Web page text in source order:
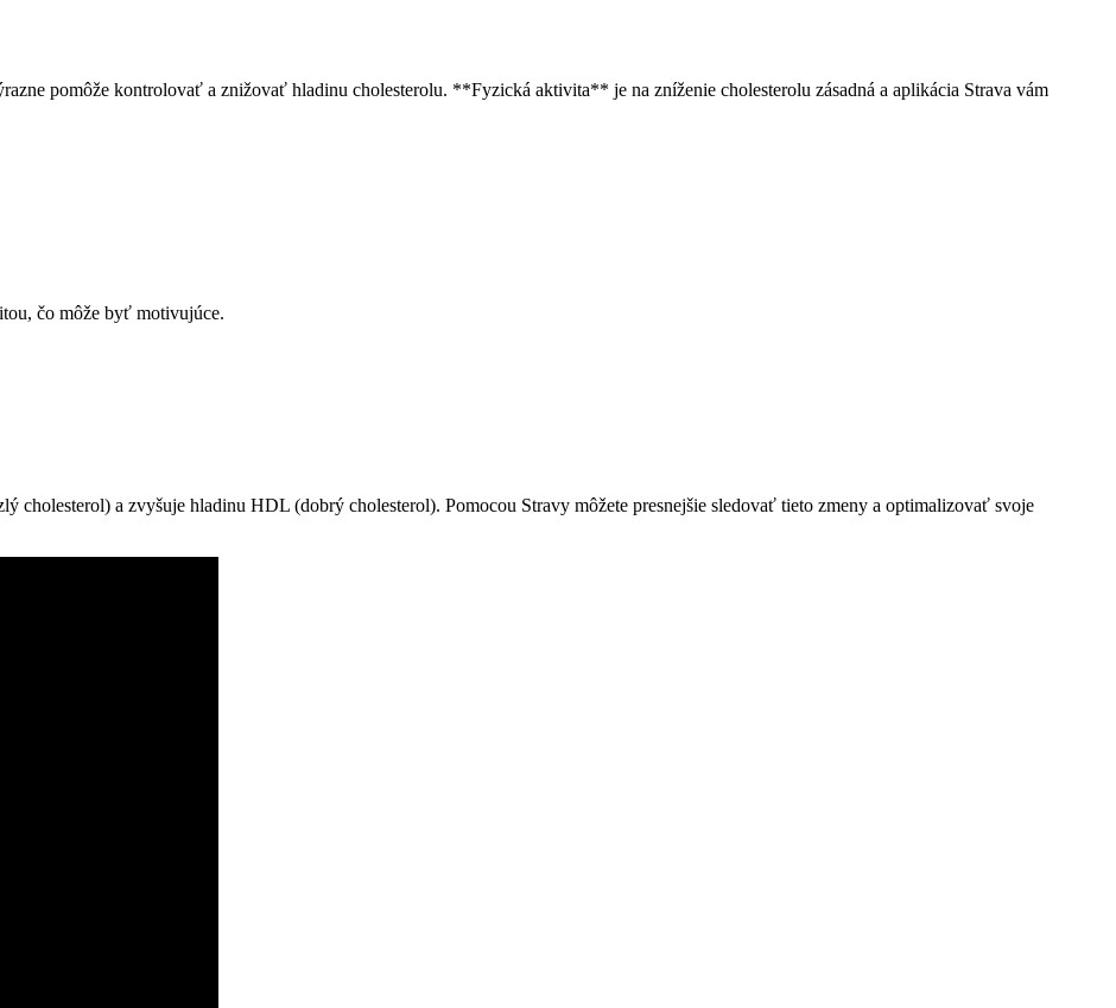
pomôže kontrolovať a znižovať hladinu cholesterolu. **Fyzická aktivita** je na zníženie cholesterolu zásadná a aplikácia Strava vám
čo môže byť motivujúce.
cholesterol) a zvyšuje hladinu HDL (dobrý cholesterol). Pomocou Stravy môžete presnejšie sledovať tieto zmeny a optimalizovať svoje